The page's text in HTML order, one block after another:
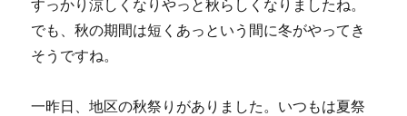
すっかり涼しくなりやっと秋らしくなりましたね。
でも、秋の期間は短くあっという間に冬がやってき
そうですね。
一昨日、地区の秋祭りがありました。いつもは夏祭